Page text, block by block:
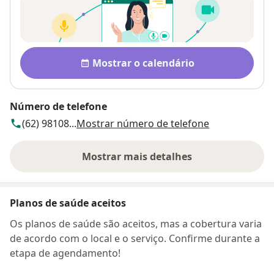
Disponibilidade
Mostrar o calendário
Número de telefone
(62) 98108...Mostrar número de telefone
Mostrar mais detalhes
sobre o endereço
Planos de saúde aceitos
Os planos de saúde são aceitos, mas a cobertura varia
de acordo com o local e o serviço. Confirme durante a
etapa de agendamento!